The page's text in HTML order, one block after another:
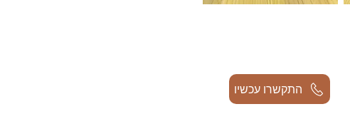
התקשרו עכשיו